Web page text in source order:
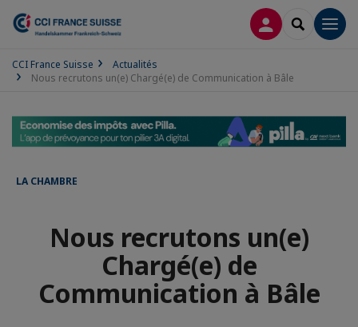
CONNEXION
CCI France Suisse
Actualités
Nous recrutons un(e) Chargé(e) de Communication à Bâle
LA CHAMBRE
Nous recrutons un(e)
Chargé(e) de
Communication à Bâle